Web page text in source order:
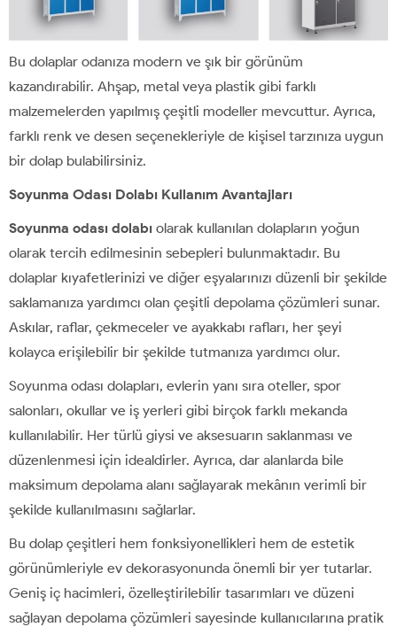
Bu dolaplar odanıza modern ve şık bir görünüm
kazandırabilir. Ahşap, metal veya plastik gibi farklı
malzemelerden yapılmış çeşitli modeller mevcuttur. Ayrıca,
farklı renk ve desen seçenekleriyle de kişisel tarzınıza uygun
bir dolap bulabilirsiniz.
Soyunma Odası Dolabı Kullanım Avantajları
Soyunma odası dolabı olarak kullanılan dolapların yoğun
olarak tercih edilmesinin sebepleri bulunmaktadır. Bu
dolaplar kıyafetlerinizi ve diğer eşyalarınızı düzenli bir şekilde
saklamanıza yardımcı olan çeşitli depolama çözümleri sunar.
Askılar, raflar, çekmeceler ve ayakkabı rafları, her şeyi
kolayca erişilebilir bir şekilde tutmanıza yardımcı olur.
Soyunma odası dolapları, evlerin yanı sıra oteller, spor
salonları, okullar ve iş yerleri gibi birçok farklı mekanda
kullanılabilir. Her türlü giysi ve aksesuarın saklanması ve
düzenlenmesi için idealdirler. Ayrıca, dar alanlarda bile
maksimum depolama alanı sağlayarak mekânın verimli bir
şekilde kullanılmasını sağlarlar.
Bu dolap çeşitleri hem fonksiyonellikleri hem de estetik
görünümleriyle ev dekorasyonunda önemli bir yer tutarlar.
Geniş iç hacimleri, özelleştirilebilir tasarımları ve düzeni
sağlayan depolama çözümleri sayesinde kullanıcılarına pratik